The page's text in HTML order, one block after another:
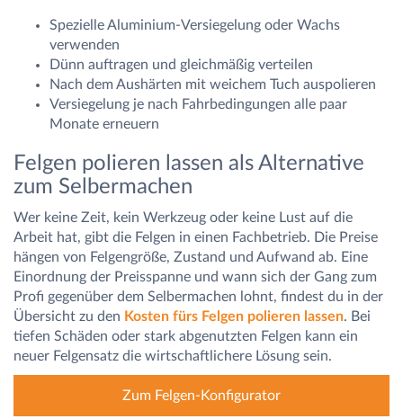
Spezielle Aluminium-Versiegelung oder Wachs
verwenden
Dünn auftragen und gleichmäßig verteilen
Nach dem Aushärten mit weichem Tuch auspolieren
Versiegelung je nach Fahrbedingungen alle paar
Monate erneuern
Felgen polieren lassen als Alternative
zum Selbermachen
Wer keine Zeit, kein Werkzeug oder keine Lust auf die
Arbeit hat, gibt die Felgen in einen Fachbetrieb. Die Preise
hängen von Felgengröße, Zustand und Aufwand ab. Eine
Einordnung der Preisspanne und wann sich der Gang zum
Profi gegenüber dem Selbermachen lohnt, findest du in der
Übersicht zu den Kosten fürs Felgen polieren lassen. Bei
tiefen Schäden oder stark abgenutzten Felgen kann ein
neuer Felgensatz die wirtschaftlichere Lösung sein.
Zum Felgen-Konfigurator